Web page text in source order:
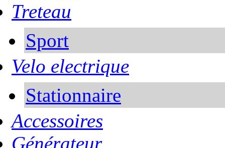
Treteau
Sport
Velo electrique
Stationnaire
Accessoires
Générateur